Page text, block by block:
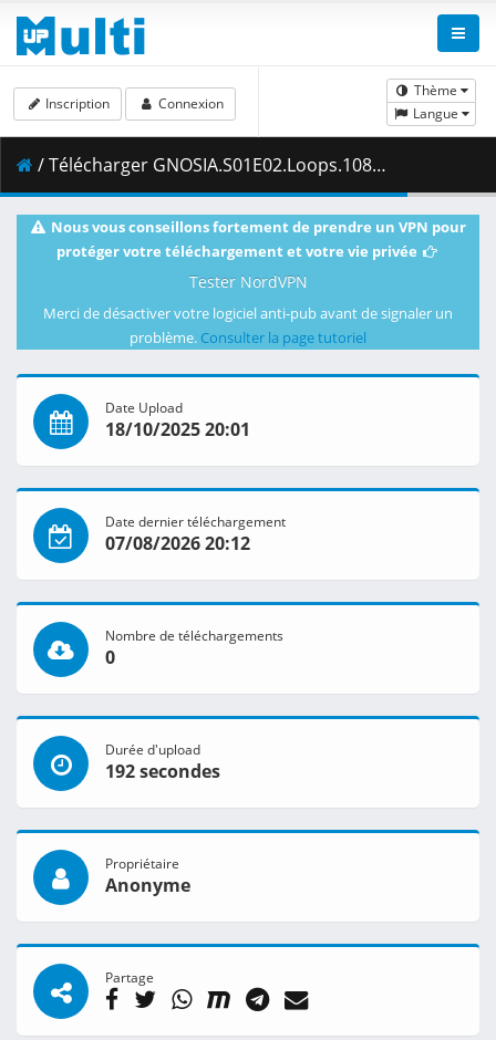
Thème
Langue
Inscription Connexion
/ Télécharger GNOSIA.S01E02.Loops.1080p.CR.WEB-DL.AAC2.0.H.264-VARYG.mkv.003 ( 390.81 MB )
Nous vous conseillons fortement de prendre un VPN pour
protéger votre téléchargement et votre vie privée
Tester NordVPN
Merci de désactiver votre logiciel anti-pub avant de signaler un
problème. Consulter la page tutoriel
Date Upload
18/10/2025 20:01
Date dernier téléchargement
07/08/2026 20:12
Nombre de téléchargements
0
Durée d'upload
192 secondes
Propriétaire
Anonyme
Partage